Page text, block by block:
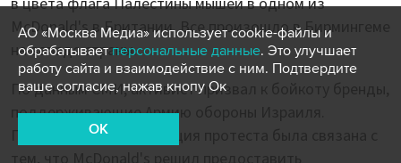
McDonald's в Британии. Все произошло в Бирмингеме
на западе страны.
По данным СМИ, активист призвал к бойкоту бренды,
поддерживающие Армию обороны Израиля.
Предположительно, акция протеста была связана с
АО «Москва Медиа» использует cookie-файлы и
обрабатывает персональные данные. Это улучшает
работу сайта и взаимодействие с ним. Подтвердите
ваше согласие, нажав кнопу Ок
OK